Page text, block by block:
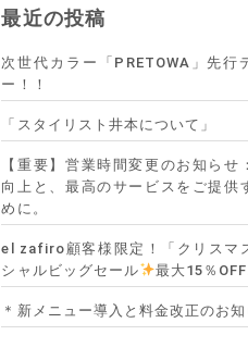
最近の投稿
次世代カラー「PRETOWA」先行
ー！！
「スタイリスト井本について」
【重要】営業時間変更のお知らせ
向上と、最高のサービスをご提供
めに。
el zafiro顧客様限定！「クリスマ
シャルビッグセール
最大15％
＊新メニュー導入と料金改正のお